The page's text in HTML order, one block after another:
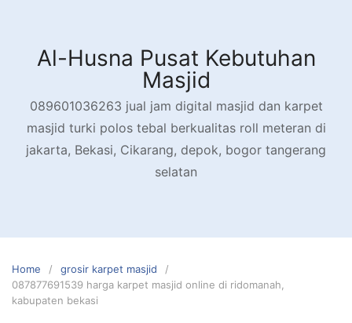
contentAl-Husna Pusat Kebutuhan
Masjid
089601036263 jual jam digital masjid dan karpet
masjid turki polos tebal berkualitas roll meteran di
jakarta, Bekasi, Cikarang, depok, bogor tangerang
selatan
Home
grosir karpet masjid
087877691539 harga karpet masjid online di ridomanah,
kabupaten bekasi